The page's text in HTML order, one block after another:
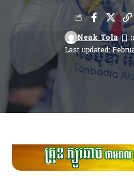
Last updated:
Neak Tola